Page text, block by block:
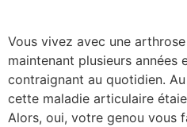
Vous vivez avec une
maintenant plusieurs années
contraignant au quotidien.
cette maladie articulaire
Alors, oui, votre genou vous